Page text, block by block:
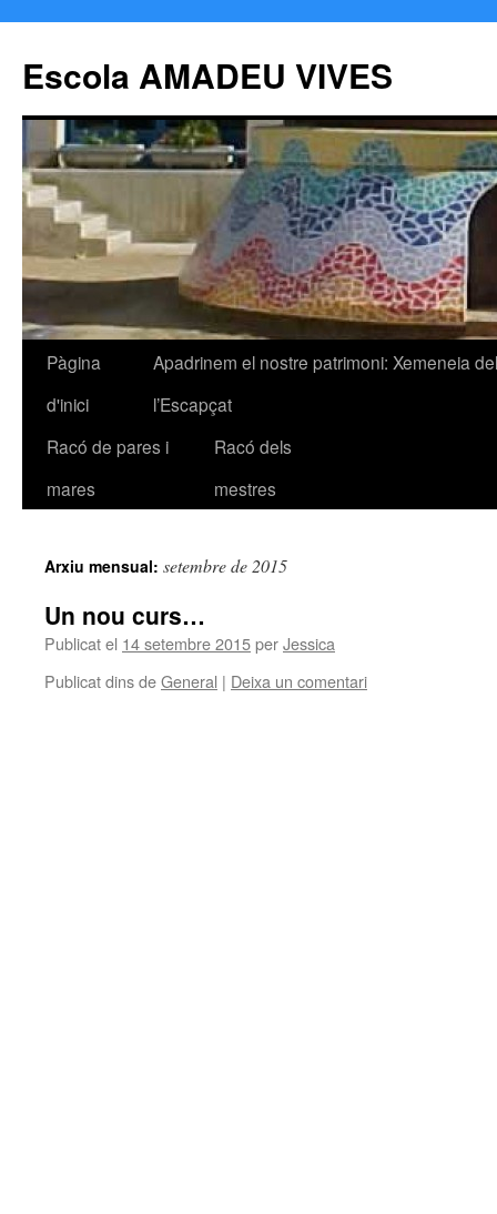
Escola AMADEU VIVES
Vés
contingut
Pàgina
d'inici
Apadrinem el nostre patrimoni: Xemeneia
l’Escapçat
Racó de pares i
mares
Racó dels
mestres
Arxiu mensual: setembre de 2015
Un nou curs…
Publicat el 14 setembre 2015perJessica
Publicat dins deGeneral | Deixa un comentari